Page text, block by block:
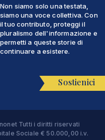
Non siamo solo una testata,
siamo una voce collettiva. Con
il tuo contributo, proteggi il
pluralismo dell'informazione e
permetti a queste storie di
continuare a esistere.
Sostienici
Tutti i diritti riservati
Sociale € 50.000,00 i.v.